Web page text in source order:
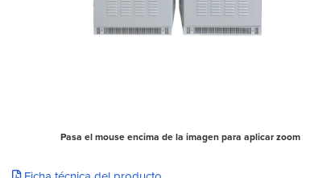
Pasa el mouse encima de la imagen para aplicar zoom